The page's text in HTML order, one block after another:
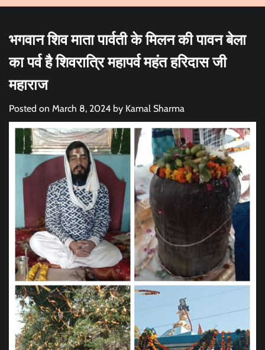
भगवान शिव माता पार्वती के मिलन की पावन बेला
का पर्व है शिवरात्रि महापर्व महंत हरिदास जी
महाराज
Posted on March 8, 2024 by Kamal Sharma